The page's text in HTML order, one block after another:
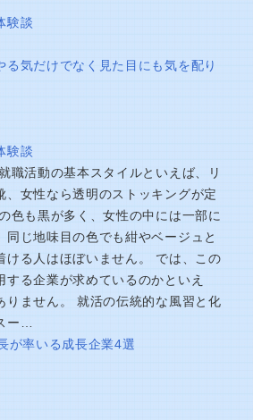
験談
る気だけでなく見た目にも気を配り
験談
職活動の基本スタイルといえば、リ
、女性なら透明のストッキングが定
色も黒が多く、女性の中には一部に
同じ地味目の色でも紺やベージュと
ける人はほぼいません。 では、この
する企業が求めているのかといえ
りません。 就活の伝統的な風習と化
ー…
が率いる成長企業4選